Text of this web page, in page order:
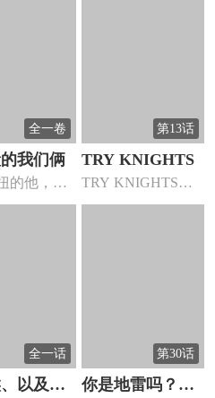
全一卷
我们俩
的他，志
幼教老
第13话
TRY KNIGHTS
TRY KNIGHTS漫
画 ，高中一年级...
全一话
以及、
第30话
你是地雷吗？地